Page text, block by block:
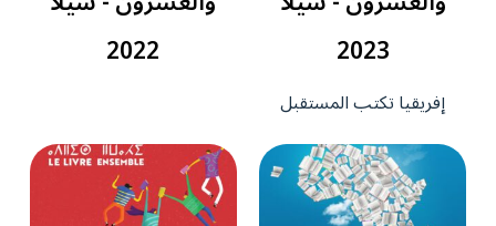
2023
إفريقيا تكتب المستقبل
2022